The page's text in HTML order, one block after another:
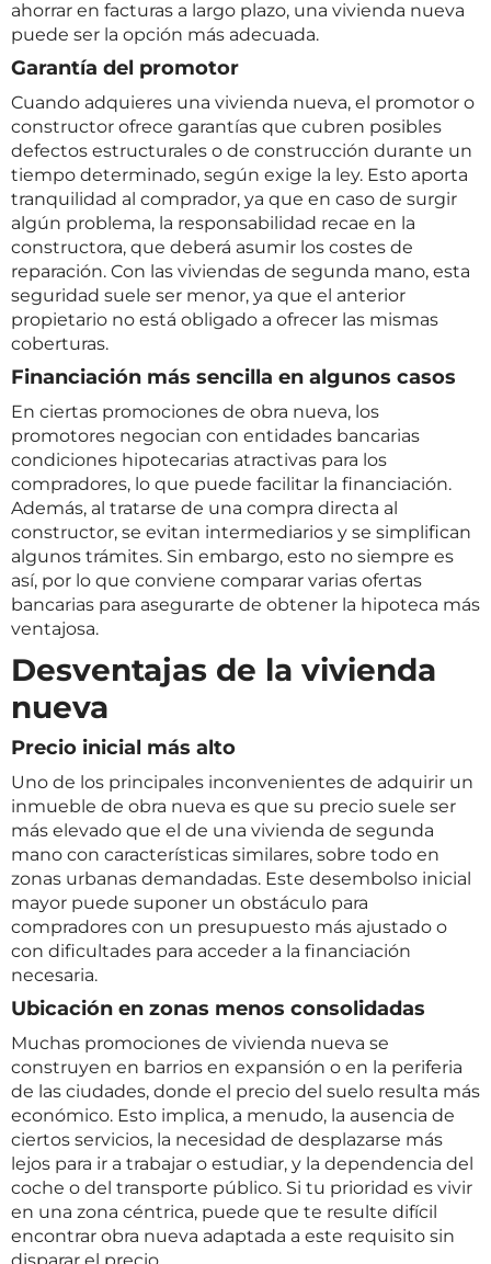
ahorrar en facturas a largo plazo, una vivienda nueva
puede ser la opción más adecuada.
Garantía del promotor
Cuando adquieres una vivienda nueva, el promotor o
constructor ofrece garantías que cubren posibles
defectos estructurales o de construcción durante un
tiempo determinado, según exige la ley. Esto aporta
tranquilidad al comprador, ya que en caso de surgir
algún problema, la responsabilidad recae en la
constructora, que deberá asumir los costes de
reparación. Con las viviendas de segunda mano, esta
seguridad suele ser menor, ya que el anterior
propietario no está obligado a ofrecer las mismas
coberturas.
Financiación más sencilla en algunos casos
En ciertas promociones de obra nueva, los
promotores negocian con entidades bancarias
condiciones hipotecarias atractivas para los
compradores, lo que puede facilitar la financiación.
Además, al tratarse de una compra directa al
constructor, se evitan intermediarios y se simplifican
algunos trámites. Sin embargo, esto no siempre es
así, por lo que conviene comparar varias ofertas
bancarias para asegurarte de obtener la hipoteca más
ventajosa.
Desventajas de la vivienda
nueva
Precio inicial más alto
Uno de los principales inconvenientes de adquirir un
inmueble de obra nueva es que su precio suele ser
más elevado que el de una vivienda de segunda
mano con características similares, sobre todo en
zonas urbanas demandadas. Este desembolso inicial
mayor puede suponer un obstáculo para
compradores con un presupuesto más ajustado o
con dificultades para acceder a la financiación
necesaria.
Ubicación en zonas menos consolidadas
Muchas promociones de vivienda nueva se
construyen en barrios en expansión o en la periferia
de las ciudades, donde el precio del suelo resulta más
económico. Esto implica, a menudo, la ausencia de
ciertos servicios, la necesidad de desplazarse más
lejos para ir a trabajar o estudiar, y la dependencia del
coche o del transporte público. Si tu prioridad es vivir
en una zona céntrica, puede que te resulte difícil
encontrar obra nueva adaptada a este requisito sin